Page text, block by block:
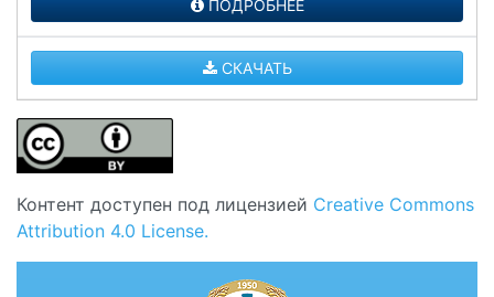
ПОДРОБНЕЕ
СКАЧАТЬ
Контент доступен под лицензией Creative Commons
Attribution 4.0 License.